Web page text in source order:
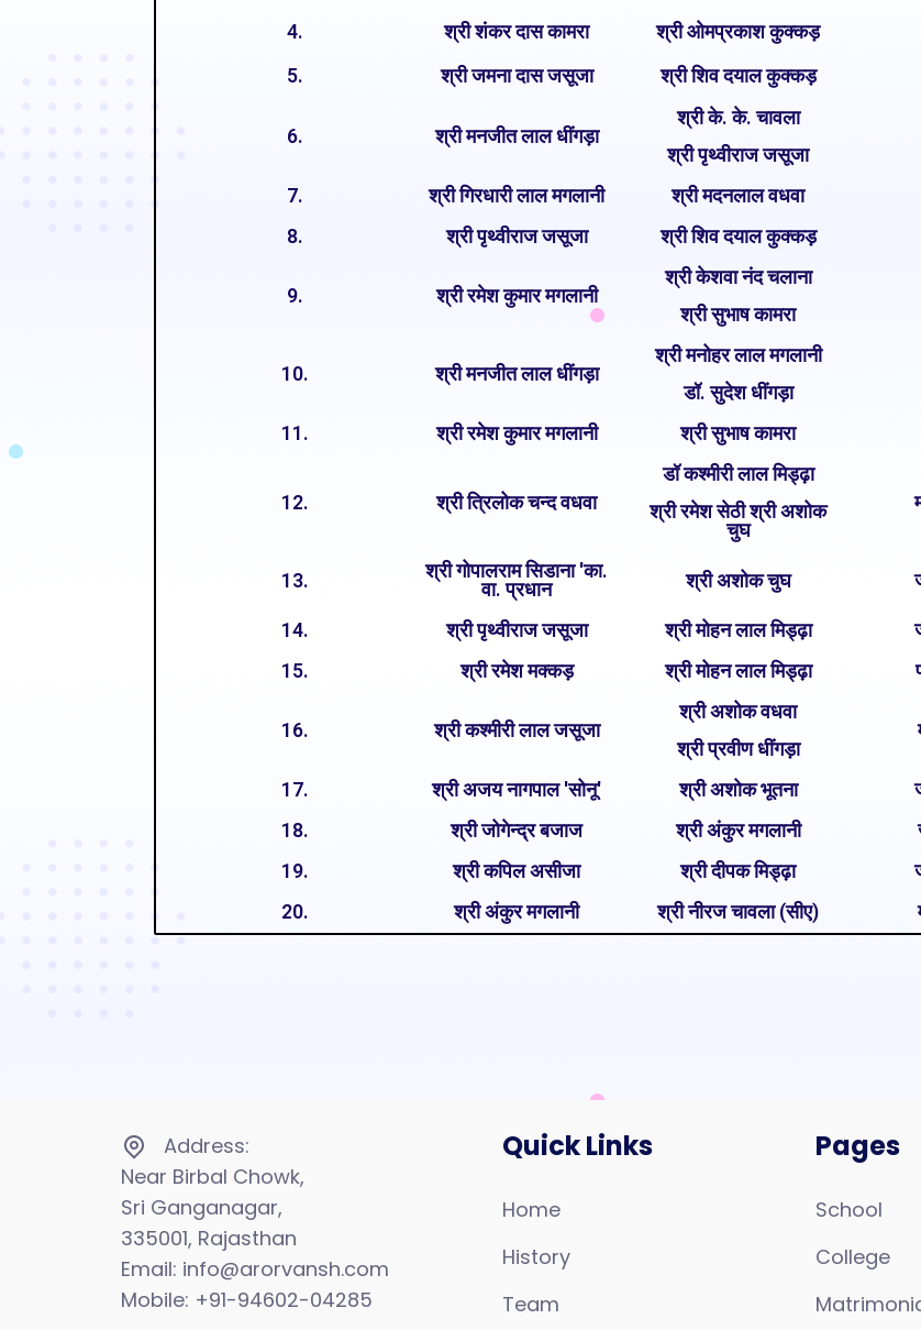
4. श्री शंकर दास कामरा श्री ओमप्रकाश कुक्कड़
5.
श्री जमना दास जसूजा श्री शिव दयाल कुक्कड़
6. श्री मनजीत लाल धींगड़ा
श्री के. के. चावला
श्री पृथ्वीराज जसूजा
7. श्री गिरधारी लाल मगलानी श्री मदनलाल वधवा
8.
श्री पृथ्वीराज जसूजा श्री शिव दयाल कुक्कड़
9. श्री रमेश कुमार मगलानी
श्री केशवा नंद चलाना
श्री सुभाष कामरा
10. श्री मनजीत लाल धींगड़ा
श्री मनोहर लाल मगलानी
डॉ. सुदेश धींगड़ा
11. श्री रमेश कुमार मगलानी श्री सुभाष कामरा
12. श्री त्रिलोक चन्द वधवा
डॉ कश्मीरी लाल मिड्ढ़ा
श्री रमेश सेठी श्री अशोक
चुघ
13.
श्री गोपालराम सिडाना 'का.
वा. प्रधान
श्री अशोक चुघ
14. श्री पृथ्वीराज जसूजा श्री मोहन लाल मिड्ढ़ा
15.
श्री रमेश मक्कड़ श्री मोहन लाल मिड्ढ़ा
16. श्री कश्मीरी लाल जसूजा
श्री अशोक वधवा
श्री प्रवीण धींगड़ा
17. श्री अजय नागपाल 'सोनू' श्री अशोक भूतना
18.
श्री जोगेन्द्र बजाज श्री अंकुर मगलानी
19.
श्री कपिल असीजा श्री दीपक मिड्ढ़ा
20.
श्री अंकुर मगलानी श्री नीरज चावला (सीए)
Address:
Near Birbal Chowk,
Sri Ganganagar,
335001, Rajasthan
Email: info@arorvansh.com
Mobile: +91-94602-04285
Quick Links
Home
History
Team
Pages
School
College